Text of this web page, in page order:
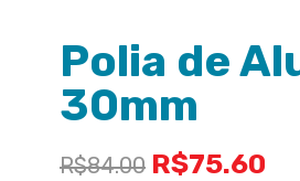
Polia de
30mm
R$84.00 R$75.60